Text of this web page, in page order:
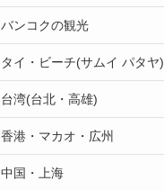
バンコクの観光
タイ・ビーチ(サムイ パタヤ)
台湾(台北・高雄)
香港・マカオ・広州
中国・上海